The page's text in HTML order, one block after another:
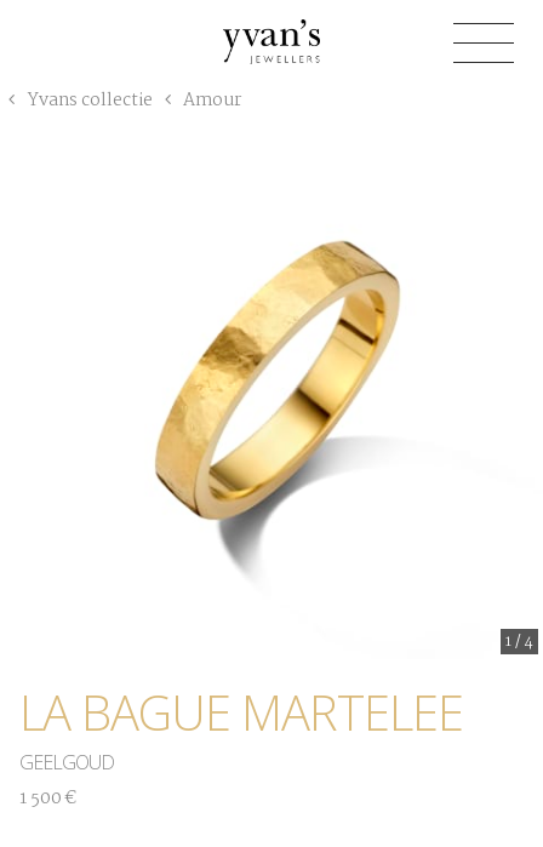
Yvans collectie Amour
1/4
LA BAGUE MARTELEE
GEELGOUD
1 500 €